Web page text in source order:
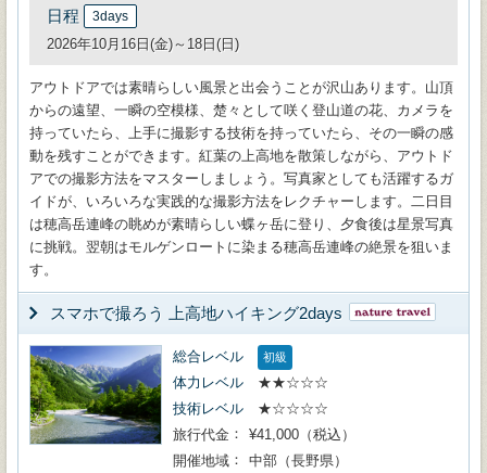
日程 3days
2026年10月16日(金)～18日(日)
アウトドアでは素晴らしい風景と出会うことが沢山あります。山頂
からの遠望、一瞬の空模様、楚々として咲く登山道の花、カメラを
持っていたら、上手に撮影する技術を持っていたら、その一瞬の感
動を残すことができます。紅葉の上高地を散策しながら、アウトド
アでの撮影方法をマスターしましょう。写真家としても活躍するガ
イドが、いろいろな実践的な撮影方法をレクチャーします。二日目
は穂高岳連峰の眺めが素晴らしい蝶ヶ岳に登り、夕食後は星景写真
に挑戦。翌朝はモルゲンロートに染まる穂高岳連峰の絶景を狙いま
す。
スマホで撮ろう 上高地ハイキング2days
総合レベル 初級
体力レベル
★★☆☆☆
技術レベル
★☆☆☆☆
旅行代金
¥41,000（税込）
開催地域
中部（長野県）